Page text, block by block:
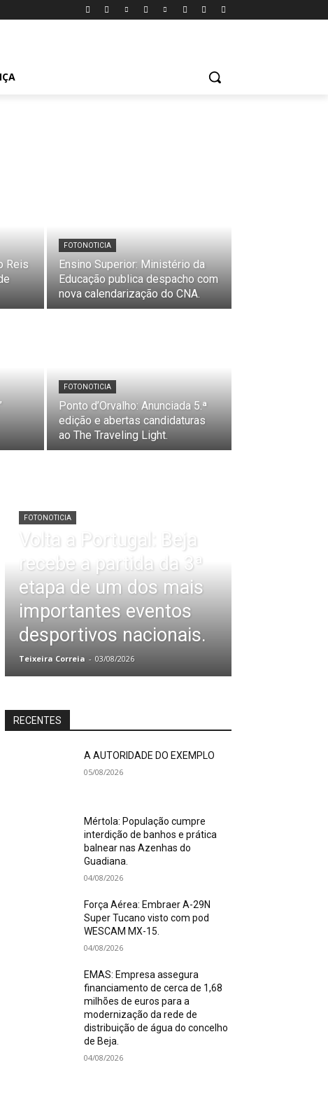
Reis
FOTONOTICIA
Ensino Superior: Ministério da
Educação publica despacho com
nova calendarização do CNA.
FOTONOTICIA
Ponto d’Orvalho: Anunciada 5.ª
edição e abertas candidaturas
ao The Traveling Light.
FOTONOTICIA
Volta a Portugal: Beja
recebe a partida da 3ª
etapa de um dos mais
importantes eventos
desportivos nacionais.
Teixeira Correia - 03/08/2026
RECENTES
A AUTORIDADE DO EXEMPLO
05/08/2026
Mértola: População cumpre
interdição de banhos e prática
balnear nas Azenhas do
Guadiana.
04/08/2026
Força Aérea: Embraer A-29N
Super Tucano visto com pod
WESCAM MX-15.
04/08/2026
EMAS: Empresa assegura
financiamento de cerca de 1,68
milhões de euros para a
modernização da rede de
distribuição de água do concelho
de Beja.
04/08/2026